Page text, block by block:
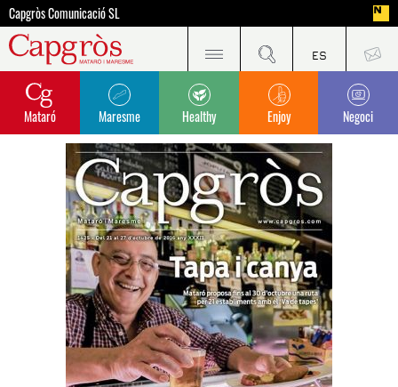
Capgròs Comunicació SL
Mataró Maresme Healthy Enjoy Negoci